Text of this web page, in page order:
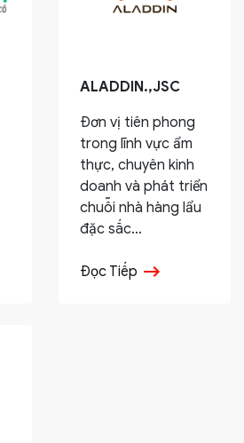
ALADDIN.,JSC
Đơn vị tiên phong
trong lĩnh vực ẩm
thực, chuyên kinh
doanh và phát triển
chuỗi nhà hàng lẩu
đặc sắc...
Đọc Tiếp